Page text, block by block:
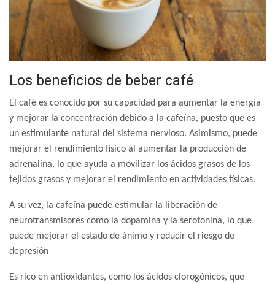
Los beneficios de beber café
El café es conocido por su capacidad para aumentar la energía
y mejorar la concentración debido a la cafeína, puesto que es
un estimulante natural del sistema nervioso. Asimismo, puede
mejorar el rendimiento físico al aumentar la producción de
adrenalina, lo que ayuda a movilizar los ácidos grasos de los
tejidos grasos y mejorar el rendimiento en actividades físicas.
A su vez, la cafeína puede estimular la liberación de
neurotransmisores como la dopamina y la serotonina, lo que
puede mejorar el estado de ánimo y reducir el riesgo de
depresión
Es rico en antioxidantes, como los ácidos clorogénicos, que